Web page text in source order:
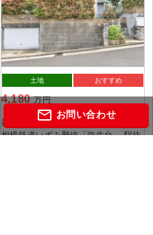
土地 おすすめ
4,180万円
神奈川県横浜市泉区西が岡１丁目
相模鉄道いずみ野線「弥生台」 駅徒
mail_outline お問い合わせ